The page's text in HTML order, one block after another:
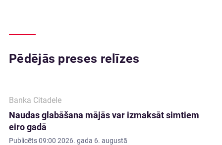
Pēdējās preses relīzes
Banka Citadele
Naudas glabāšana mājās var izmaksāt simtiem
eiro gadā
Publicēts09:00 2026. gada 6. augustā